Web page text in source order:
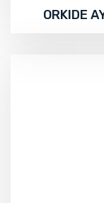
ORKIDE